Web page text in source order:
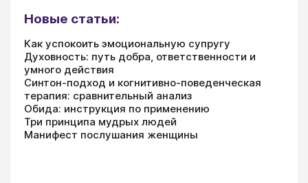
Новые статьи:
Как успокоить эмоциональную супругу
Духовность: путь добра, ответственности и
умного действия
Синтон-подход и когнитивно-поведенческая
терапия: сравнительный анализ
Обида: инструкция по применению
Три принципа мудрых людей
Манифест послушания женщины